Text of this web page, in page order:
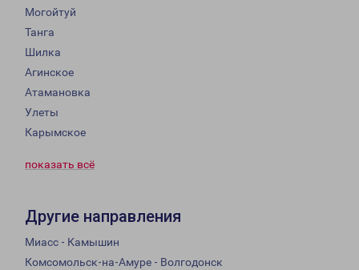
Могойтуй
Танга
Шилка
Агинское
Атамановка
Улеты
Карымское
показать всё
Другие направления
Миасс - Камышин
Комсомольск-на-Амуре - Волгодонск